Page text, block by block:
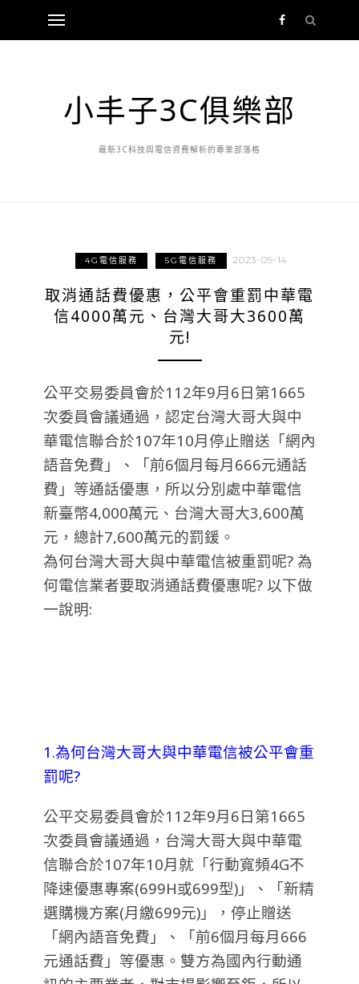
小丰子3C俱樂部
最新3C科技與電信資費解析的專業部落格
4G電信服務 5G電信服務 2023-09-14
取消通話費優惠，公平會重罰中華電
信4000萬元、台灣大哥大3600萬
元!
公平交易委員會於112年9月6日第1665
次委員會議通過，認定台灣大哥大與中
華電信聯合於107年10月停止贈送「網內
語音免費」、「前6個月每月666元通話
費」等通話優惠，所以分別處中華電信
新臺幣4,000萬元、台灣大哥大3,600萬
元，總計7,600萬元的罰鍰。
為何台灣大哥大與中華電信被重罰呢? 為
何電信業者要取消通話費優惠呢? 以下做
一說明:
1.為何台灣大哥大與中華電信被公平會重
罰呢?
公平交易委員會於112年9月6日第1665
次委員會議通過，台灣大哥大與中華電
信聯合於107年10月就「行動寬頻4G不
降速優惠專案(699H或699型)」、「新精
選購機方案(月繳699元)」，停止贈送
「網內語音免費」、「前6個月每月666
元通話費」等優惠。雙方為國內行動通